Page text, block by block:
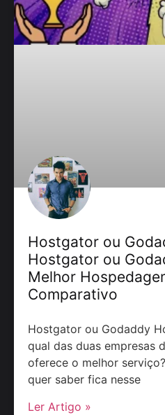
Hostgator ou
Hostgator ou
Melhor
Comparativo
Hostgator ou Godaddy
qual das duas empresas
oferece o melhor
quer saber fica nesse
Ler Artigo »